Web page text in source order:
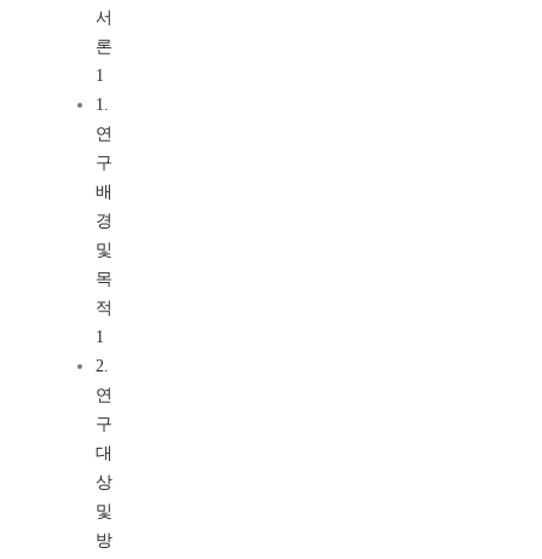
서
론
1
1.
연
구
배
경
및
목
적
1
2.
연
구
대
상
및
방